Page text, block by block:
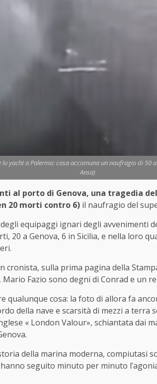
yacht a Palermo: cosa accomuna un naufragio di
Ansa)
al porto di Genova, una tragedia
20 morti contro 6) il naufragio del
equipaggi ignari degli avvenimenti
20 a Genova, 6 in Sicilia, e nella loro
cronista, sulla prima pagina della
Fazio sono degni di Conrad e un
qualunque cosa: la foto di allora fa
della nave e scarsità di mezzi a terra
« London Valour», schiantata dai
della marina moderna, compiutasi
seguito minuto per minuto